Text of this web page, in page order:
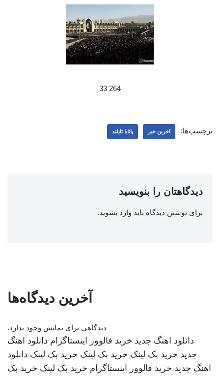
264 33
برچسب‌ها: اخرین خبر پاتایا تایلند
دیدگاهتان را بنویسید
برای نوشتن دیدگاه باید وارد بشوید.
آخرین دیدگاه‌ها
دیدگاهی برای نمایش وجود ندارد.
دانلود اهنگ جدید خرید فالوور اینستاگرام دانلود اهنگ
جدید خرید بک لینک خرید بک لینک خرید بک لینک دانلود
اهنگ جدید خرید فالوور اینستاگرام خرید بک لینک خرید بک